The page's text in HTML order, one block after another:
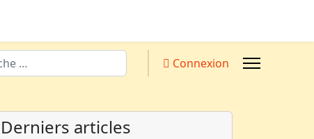
Connexion
Derniers articles